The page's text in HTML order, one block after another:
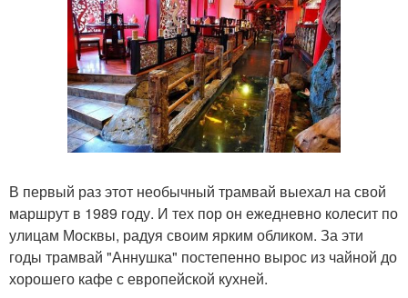
В первый раз этот необычный трамвай выехал на свой
маршрут в 1989 году. И тех пор он ежедневно колесит по
улицам Москвы, радуя своим ярким обликом. За эти
годы трамвай "Аннушка" постепенно вырос из чайной до
хорошего кафе с европейской кухней.